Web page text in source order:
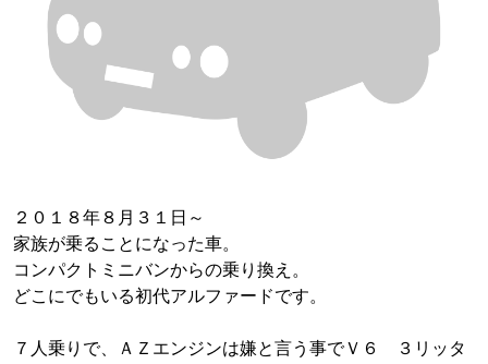
２０１８年８月３１日～
家族が乗ることになった車。
コンパクトミニバンからの乗り換え。
どこにでもいる初代アルファードです。
７人乗りで、ＡＺエンジンは嫌と言う事でＶ６ ３リッタ